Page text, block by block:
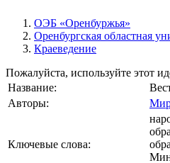
ОЭБ «Оренбуржья»
Оренбургская областная
Краеведение
Пожалуйста, используйте этот
Название:
Авторы:
Ключевые слова: